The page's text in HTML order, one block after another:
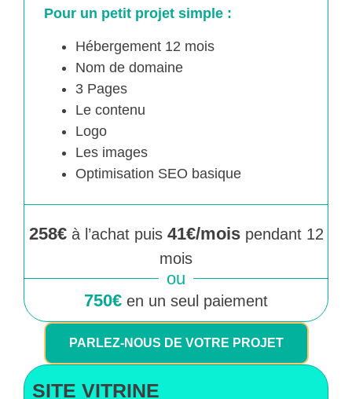
Pour un petit projet simple :
Hébergement 12 mois
Nom de domaine
3 Pages
Le contenu
Logo
Les images
Optimisation SEO basique
258€ à l’achat puis 41€/mois pendant 12
mois
ou
750€ en un seul paiement
PARLEZ-NOUS DE VOTRE PROJET
SITE VITRINE